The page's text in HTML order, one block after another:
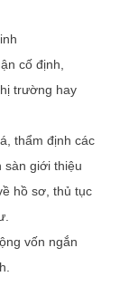
cố định,
trường hay
thẩm định các
sàn giới thiệu
hồ sơ, thủ tục
vốn ngắn